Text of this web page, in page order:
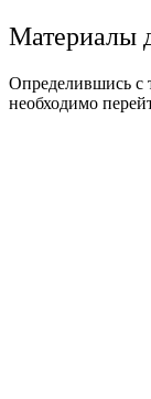
Материалы
Определившись с
необходимо